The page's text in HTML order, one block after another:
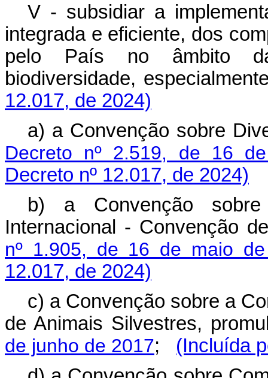
V - subsidiar a
integrada e eficiente, dos
pelo País no âmbito
biodiversidade,
12.017, de 2024)
a) a Convenção sobre
Decreto nº 2.519, de 16
Decreto nº 12.017, de 2024)
b) a Convenção
Internacional - Convenção
nº 1.905, de 16 de maio
12.017, de 2024)
c) a Convenção sobre a
de Animais Silvestres,
de junho de 2017;
(Incluída